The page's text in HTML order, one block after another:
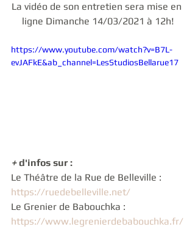
La vidéo de son entretien sera mise en
ligne Dimanche 14/03/2021 à 12h!
https://www.youtube.com/watch?v=B7L-
evJAFkE&ab_channel=LesStudiosBellarue17
+ d'infos sur :
Le Théâtre de la Rue de Belleville :
https://ruedebelleville.net/
Le Grenier de Babouchka :
https://www.legrenierdebabouchka.fr/